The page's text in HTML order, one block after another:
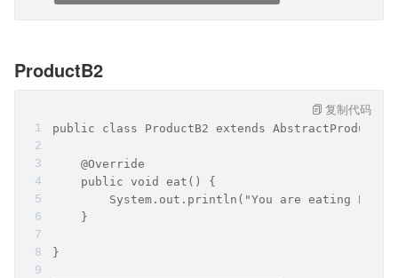
ProductB2
public class ProductB2 extends AbstractProductB
    @Override
    public void eat() {
System.out.println("You are eating
    }
}
复制代码